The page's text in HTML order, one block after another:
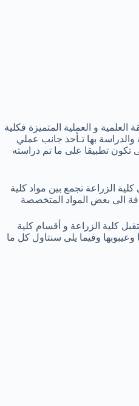
العلمية و العملية المتميزة فكلية
والدراسة بها تـأحذ جانب عملي
تطبيقا على ما تم دراسته
الزراعة تجمع بين مواد كلية
الى بعض المواد المتخصصة
كلية الزراعة و أقسام كلية
وعيبوبها وفيما يلى سنتاول كل ما